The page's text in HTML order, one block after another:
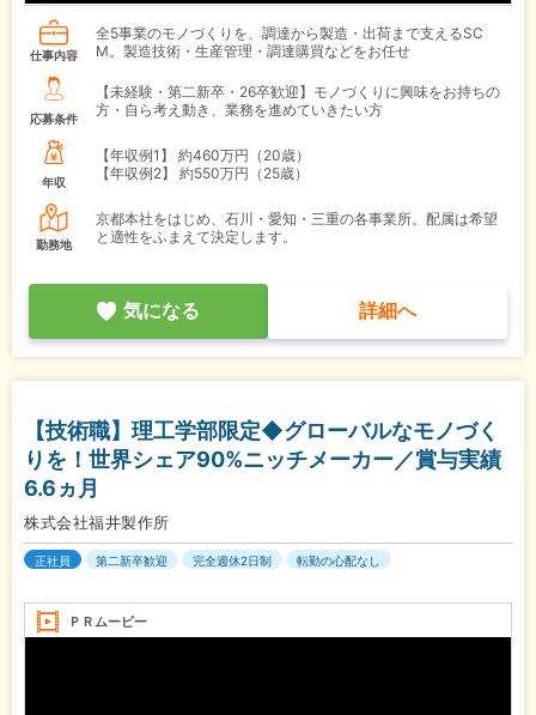
仕事内容
全5事業のモノづくりを、調達から製造・出荷まで支えるSC
M。製造技術・生産管理・調達購買などをお任せ
応募条件
【未経験・第二新卒・26卒歓迎】モノづくりに興味をお持ちの
方・自ら考え動き、業務を進めていきたい方
年収
【年収例1】
約460万円（20歳）
【年収例2】
約550万円（25歳）
勤務地
京都本社をはじめ、石川・愛知・三重の各事業所。配属は希望
と適性をふまえて決定します。
気になる 詳細へ
【技術職】理工学部限定◆グローバルなモノづく
りを！世界シェア90%ニッチメーカー／賞与実績
6.6ヵ月
株式会社福井製作所
正社員 第二新卒歓迎 完全週休2日制 転勤の心配なし
ＰＲムービー